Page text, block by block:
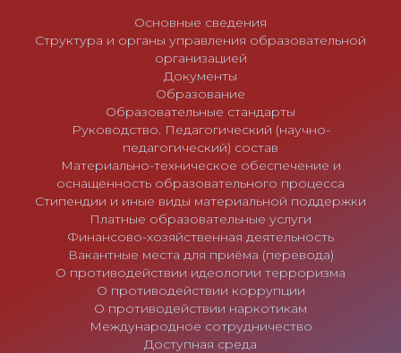
Основные сведения
Структура и органы управления образовательной
организацией
Документы
Образование
Образовательные стандарты
Руководство. Педагогический (научно-
педагогический) состав
Материально-техническое обеспечение и
оснащенность образовательного процесса
Стипендии и иные виды материальной поддержки
Платные образовательные услуги
Финансово-хозяйственная деятельность
Вакантные места для приёма (перевода)
О противодействии идеологии терроризма
О противодействии коррупции
О противодействии наркотикам
Международное сотрудничество
Доступная среда